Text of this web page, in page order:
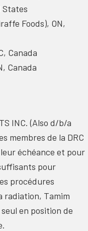
States
Foods), ON,
Canada
Canada
INC. (Also d/b/a
membres de la DRC
échéance et pour
pour
procédures
radiation, Tamim
en position de